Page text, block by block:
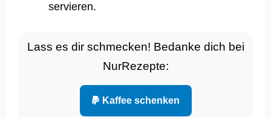
servieren.
Lass es dir schmecken! Bedanke dich bei
NurRezepte:
Kaffee schenken